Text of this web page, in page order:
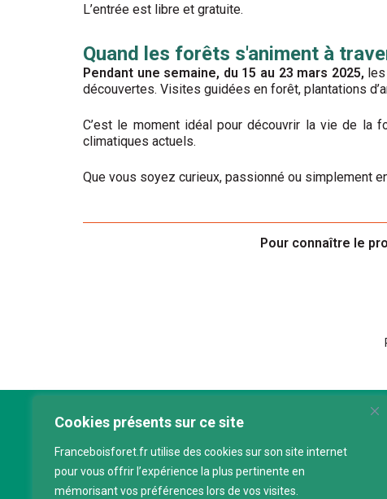
Cookies présents sur ce site
Franceboisforet.fr utilise des cookies sur son site internet
pour vous offrir l’expérience la plus pertinente en
mémorisant vos préférences lors de vos visites.
L’entrée est libre et gratuite.
Quand les forêts s'animent à
Pendant une semaine, du 15 au 23 mars 2025,
découvertes. Visites guidées en forêt, plantations
C’est le moment idéal pour découvrir la vie de la
climatiques actuels.
Que vous soyez curieux, passionné ou simplement
Pour connaître le
France
filière